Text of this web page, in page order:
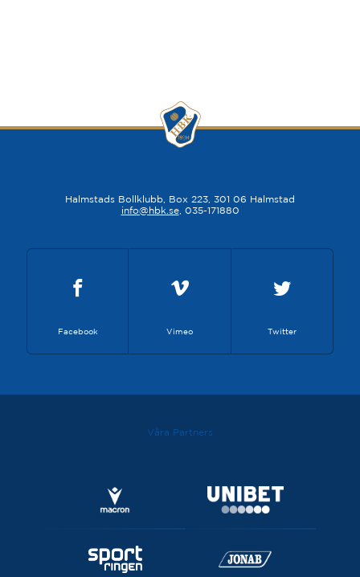
Halmstads Bollklubb, Box 223, 301 06 Halmstad
info@hbk.se, 035-171880
Facebook Vimeo Twitter
Våra Partners